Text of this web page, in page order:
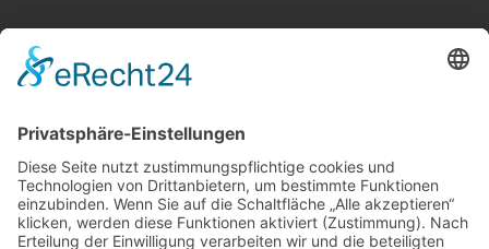
Weitere Informationen
Kontakt
Newsletter
FAQ